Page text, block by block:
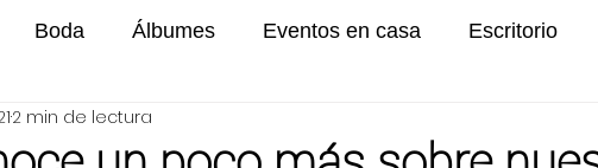
Boda Álbumes Eventos en casa Escritorio
Celebraciones
2 min de lectura